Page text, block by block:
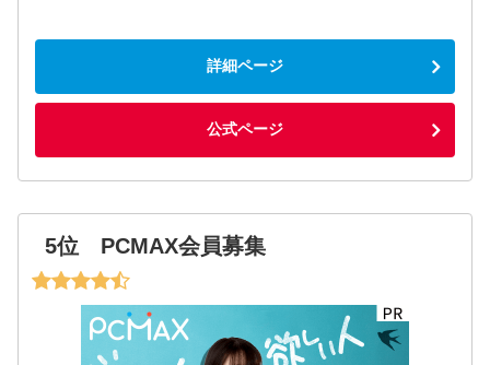
詳細ページ
公式ページ
5位 PCMAX会員募集